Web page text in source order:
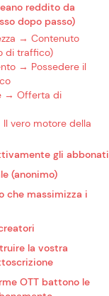
reddito da
dopo passo)
→ Contenuto
di traffico)
→ Possedere il
→ Offerta di
vero motore della
gli abbonati
(anonimo)
che massimizza i
la vostra
OTT battono le